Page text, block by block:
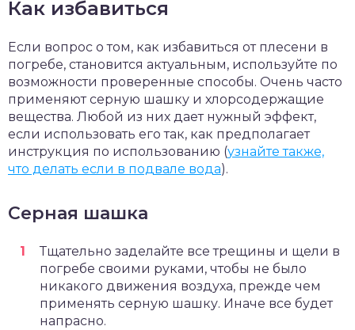
Как избавиться
Если вопрос о том, как избавиться от плесени в
погребе, становится актуальным, используйте по
возможности проверенные способы. Очень часто
применяют серную шашку и хлорсодержащие
вещества. Любой из них дает нужный эффект,
если использовать его так, как предполагает
инструкция по использованию (узнайте также,
что делать если в подвале вода).
Серная шашка
Тщательно заделайте все трещины и щели в
погребе своими руками, чтобы не было
никакого движения воздуха, прежде чем
применять серную шашку. Иначе все будет
напрасно.